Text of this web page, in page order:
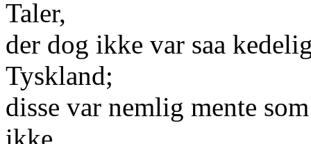
Taler,
der dog ikke var saa
Tyskland;
disse var nemlig mente